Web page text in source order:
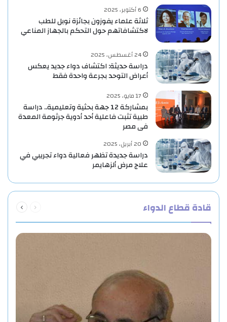
6 أكتوبر، 2025
ثلاثة علماء يفوزون بجائزة نوبل للطب
لاكتشافاتهم حول التحكم بالجهاز المناعي
24 أغسطس، 2025
دراسة حديثة: اكتشاف دواء جديد يعكس
أعراض التوحد بجرعة واحدة فقط
17 مايو، 2025
بمشاركة 12 جهة بحثية وتعليمية.. دراسة
طبية تثبت فاعلية أحد أدوية جرثومة المعدة
فى مصر
20 أبريل، 2025
دراسة جديدة تظهر فعالية دواء تجريبي في
علاج مرض ألزهايمر
قادة قطاع الدواء الصفحةالصفحة